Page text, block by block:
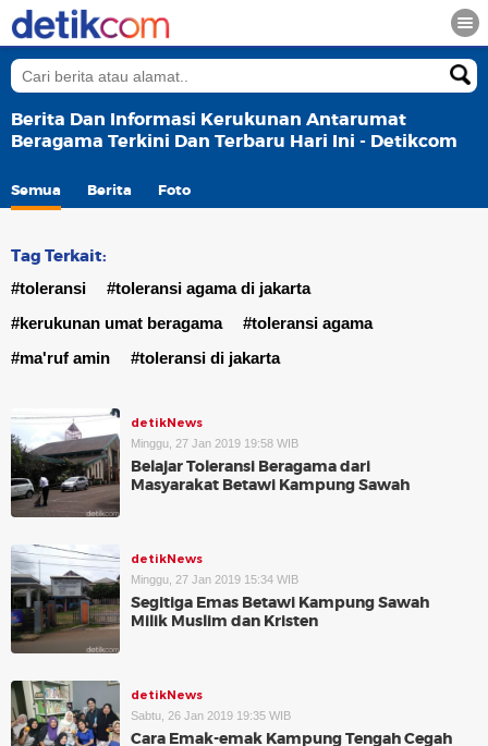
Berita Dan Informasi Kerukunan Antarumat
Beragama Terkini Dan Terbaru Hari Ini - Detikcom
Semua Berita Foto
Tag Terkait:
#toleransi
#toleransi agama di jakarta
#kerukunan umat beragama
#toleransi agama
#ma'ruf amin
#toleransi di jakarta
detikNews
Minggu, 27 Jan 2019 19:58 WIB
Belajar Toleransi Beragama dari
Masyarakat Betawi Kampung Sawah
detikNews
Minggu, 27 Jan 2019 15:34 WIB
Segitiga Emas Betawi Kampung Sawah
Milik Muslim dan Kristen
detikNews
Sabtu, 26 Jan 2019 19:35 WIB
Cara Emak-emak Kampung Tengah Cegah